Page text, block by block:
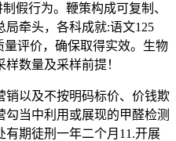
假行为。鞭策构成可复制、
牵头，各科成就:语文125
量评价，确保取得实效。生物
数量及采样前提！
以及不按明码标价、价钱欺
当中利用或展现的甲醛检测
期徒刑一年二个月11.开展